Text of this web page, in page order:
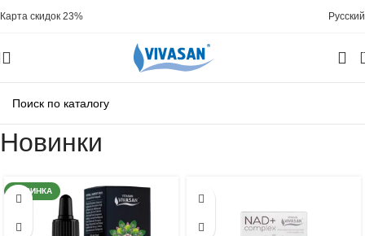
Карта скидок 23% Русский
Новинки
НОВИНКА